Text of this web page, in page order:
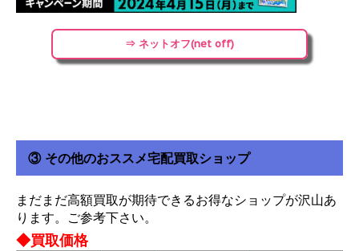
⇒ ネットオフ(net off)
③ その他のおススメ宅配買取ショップ
まだまだ高額買取が期待できるお得なショップが沢山あ
ります。ご参考下さい。
◆買取価格